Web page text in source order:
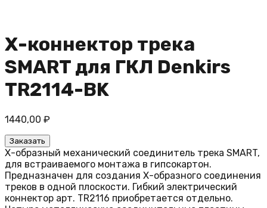
Х-коннектор трека
SMART для ГКЛ Denkirs
TR2114-BK
1440,00 ₽
Заказать
Х-образный механический соединитель трека SMART,
для встраиваемого монтажа в гипсокартон.
Предназначен для создания Х-образного соединения
треков в одной плоскости. Гибкий электрический
коннектор арт. TR2116 приобретается отдельно.